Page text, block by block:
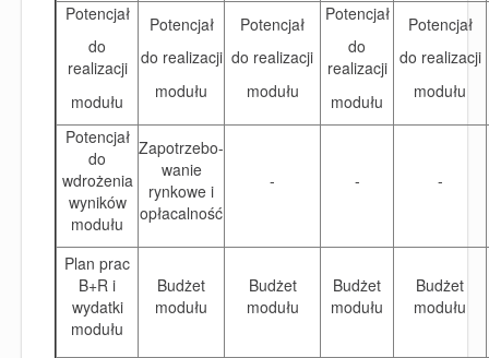
Potencjał
do
realizacji
modułu
Potencjał
do realizacji
modułu
Potencjał
do realizacji
modułu
Potencjał
do
realizacji
modułu
Potencjał
do realizacji
modułu
Potencjał
do
wdrożenia
wyników
modułu
Zapotrzebo-
wanie
rynkowe i
opłacalność
- - -
Plan prac
B+R i
wydatki
modułu
Budżet
modułu
Budżet
modułu
Budżet
modułu
Budżet
modułu